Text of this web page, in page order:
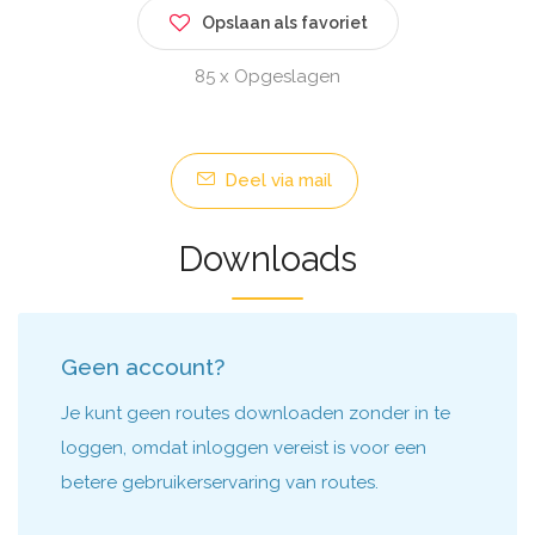
Opslaan als favoriet
85 x Opgeslagen
Deel via mail
Downloads
Geen account?
Je kunt geen routes downloaden zonder in te
loggen, omdat inloggen vereist is voor een
betere gebruikerservaring van routes.